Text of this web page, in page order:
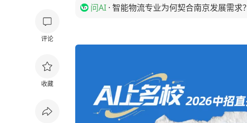
评论
收藏
问AI · 智能物流专业为何契合南京发展需求？